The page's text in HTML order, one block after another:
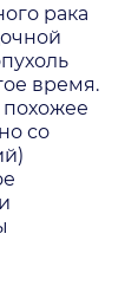
рака
время.
похожее
со